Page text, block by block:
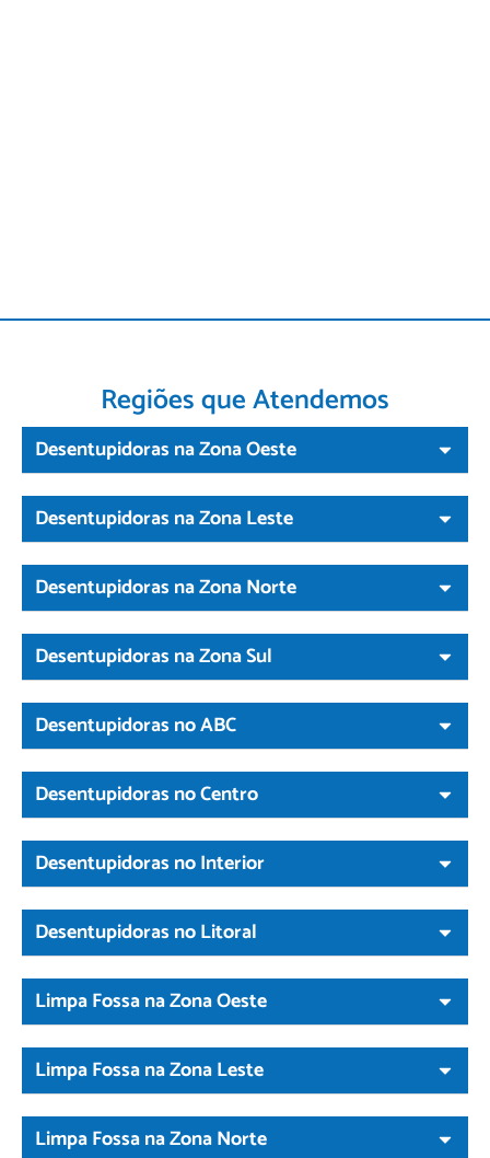
Regiões que Atendemos
Desentupidoras na Zona Oeste
Desentupidoras na Zona Leste
Desentupidoras na Zona Norte
Desentupidoras na Zona Sul
Desentupidoras no ABC
Desentupidoras no Centro
Desentupidoras no Interior
Desentupidoras no Litoral
Limpa Fossa na Zona Oeste
Limpa Fossa na Zona Leste
Limpa Fossa na Zona Norte